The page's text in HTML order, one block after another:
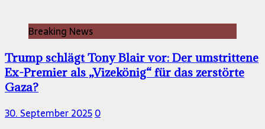
Breaking News
Trump schlägt Tony Blair vor: Der umstrittene
Ex-Premier als „Vizekönig“ für das zerstörte
Gaza?
30. September 20250